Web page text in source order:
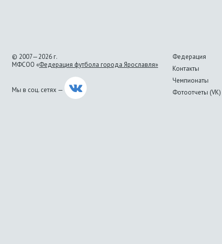
© 2007—2026 г.
МФСОО «Федерация футбола города Ярославля»
Мы в соц. сетях —
Федерация
Контакты
Чемпионаты
Фотоотчеты (VK)